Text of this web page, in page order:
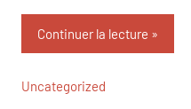
Continuer la lecture
Uncategorized